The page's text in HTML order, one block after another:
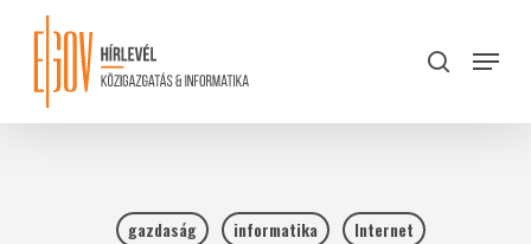
content
search
Menu
gazdaság informatika
Internet
Close